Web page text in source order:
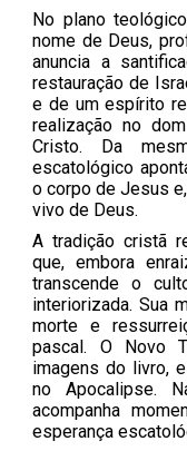
No plano
nome de Deus,
anuncia a
restauração de
e de um espírito
realização no
Cristo. Da
escatológico
o corpo de Jesus
vivo de Deus.
A tradição cristã
que, embora
transcende o
interiorizada. Sua
morte e
pascal. O Novo
imagens do livro,
no Apocalipse.
acompanha
esperança